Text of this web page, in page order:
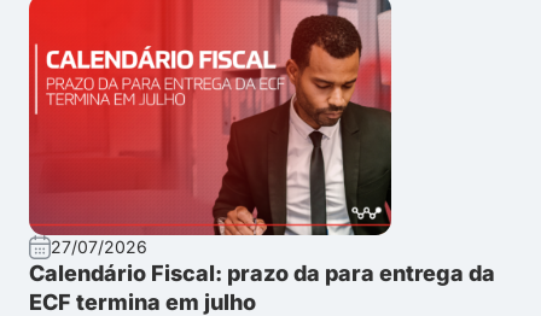
27/07/2026
Calendário Fiscal: prazo da para entrega da
ECF termina em julho